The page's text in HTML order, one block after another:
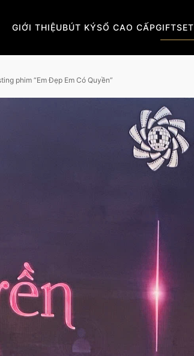
GIỚI THIỆUBÚT KÝSỔ CAO CẤPGIFTSET
phim “Em Đẹp Em Có Quyền”